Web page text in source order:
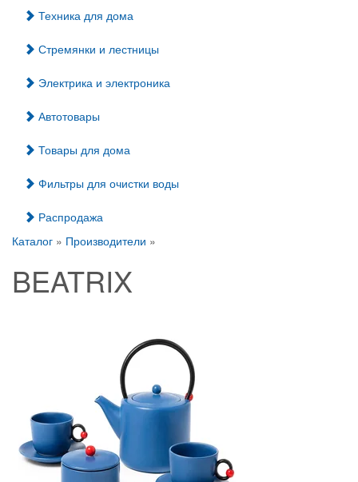
Техника для дома
Стремянки и лестницы
Электрика и электроника
Автотовары
Товары для дома
Фильтры для очистки воды
Распродажа
Каталог » Производители »
BEATRIX